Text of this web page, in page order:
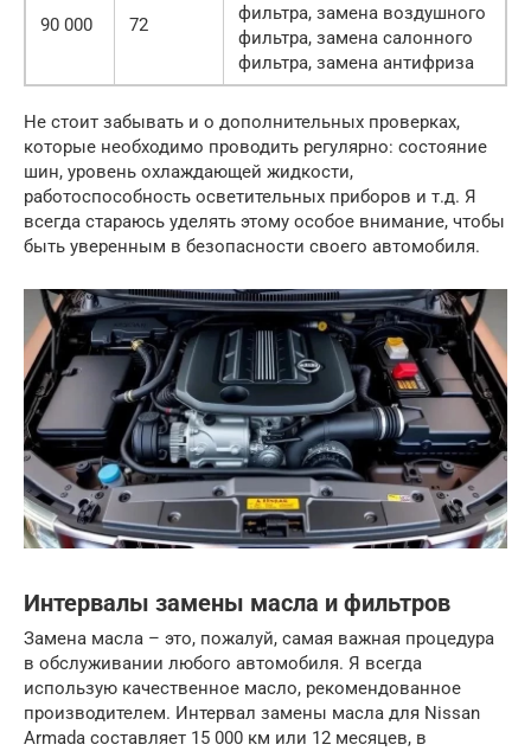
90 000 72
фильтра, замена воздушного
фильтра, замена салонного
фильтра, замена антифриза
Не стоит забывать и о дополнительных проверках,
которые необходимо проводить регулярно: состояние
шин, уровень охлаждающей жидкости,
работоспособность осветительных приборов и т.д. Я
всегда стараюсь уделять этому особое внимание, чтобы
быть уверенным в безопасности своего автомобиля.
Интервалы замены масла и фильтров
Замена масла – это, пожалуй, самая важная процедура
в обслуживании любого автомобиля. Я всегда
использую качественное масло, рекомендованное
производителем. Интервал замены масла для Nissan
Armada составляет 15 000 км или 12 месяцев, в